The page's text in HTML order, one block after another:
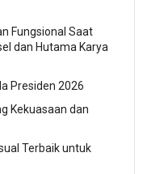
Fungsional Saat
dan Hutama Karya
Presiden 2026
Kekuasaan dan
Terbaik untuk